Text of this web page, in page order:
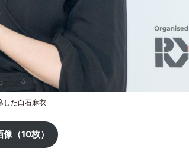
した白石麻衣
（10枚）